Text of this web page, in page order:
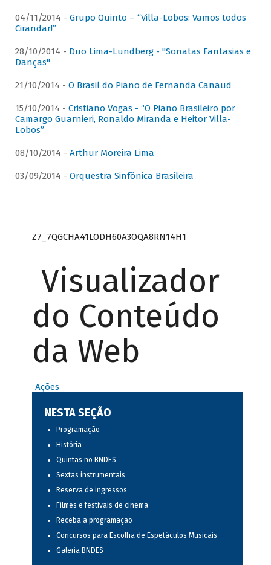
04/11/2014 - Grupo Quinto – “Villa-Lobos: Vamos todos
Cirandar!”
28/10/2014 - Duo Lima-Lundberg - "Sonatas Fantasias e
Danças"
21/10/2014 - O Brasil do Piano de Fernanda Canaud
15/10/2014 - Cristiano Vogas - “O Piano Brasileiro por
Camargo Guarnieri, Ronaldo Miranda e Heitor Villa-
Lobos”
08/10/2014 - Arthur Moreira Lima
03/09/2014 - Orquestra Sinfônica Brasileira
Z7_7QGCHA41LODH60A3OQA8RN14H1
Visualizador
do Conteúdo
da Web
Ações
NESTA SEÇÃO
Programação
História
Quintas no BNDES
Sextas instrumentais
Reserva de ingressos
Filmes e festivais de cinema
Receba a programação
Concursos para Escolha de Espetáculos Musicais
Galeria BNDES